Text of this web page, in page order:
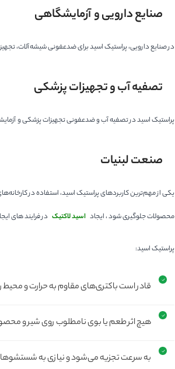
صنایع دارویی و آزمایشگاهی
در صنایع دارویی، پراستیک اسید برای ضدعفونی شیشه‌آلات،
تصفیه آب و تجهیزات پزشکی
پراستیک اسید در تصفیه آب و ضدعفونی تجهیزات پزشکی و
صنعت لبنیات
یکی از مهم‌ترین کاربردهای پراستیک اسید، استفاده در
محصولات جلوگیری شود ، ایجاد اسید لاکتیک در فرایند های
پراستیک اسید:
قادر است باکتری‌های مقاوم به حرارت و محیط
هیچ اثر طعم یا بوی نامطلوب روی شیر و
به سرعت تجزیه می‌شود و نیازی به